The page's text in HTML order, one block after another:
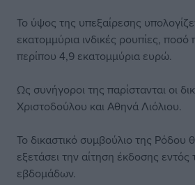
Το ύψος της υπεξαίρεσης
εκατομμύρια ινδικές ρουπίες, ποσό
περίπου 4,9 εκατομμύρια ευρώ.
Ως συνήγοροι της παρίστανται οι
Χριστοδούλου και Αθηνά Λιόλιου.
Το δικαστικό συμβούλιο της Ρόδου
εξετάσει την αίτηση έκδοσης
εβδομάδων.